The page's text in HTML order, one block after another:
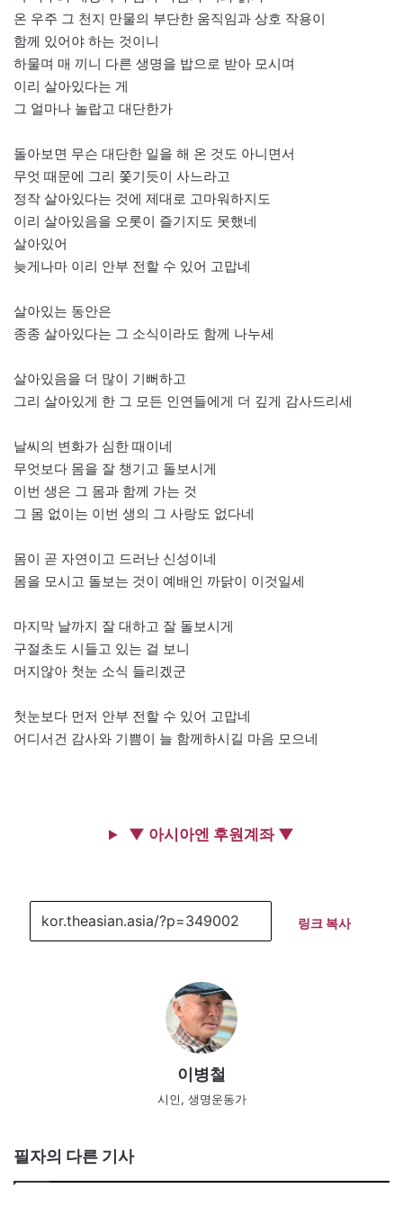
온 우주 그 천지 만물의 부단한 움직임과 상호 작용이
함께 있어야 하는 것이니
하물며 매 끼니 다른 생명을 밥으로 받아 모시며
이리 살아있다는 게
그 얼마나 놀랍고 대단한가
돌아보면 무슨 대단한 일을 해 온 것도 아니면서
무엇 때문에 그리 쫓기듯이 사느라고
정작 살아있다는 것에 제대로 고마워하지도
이리 살아있음을 오롯이 즐기지도 못했네
살아있어
늦게나마 이리 안부 전할 수 있어 고맙네
살아있는 동안은
종종 살아있다는 그 소식이라도 함께 나누세
살아있음을 더 많이 기뻐하고
그리 살아있게 한 그 모든 인연들에게 더 깊게 감사드리세
날씨의 변화가 심한 때이네
무엇보다 몸을 잘 챙기고 돌보시게
이번 생은 그 몸과 함께 가는 것
그 몸 없이는 이번 생의 그 사랑도 없다네
몸이 곧 자연이고 드러난 신성이네
몸을 모시고 돌보는 것이 예배인 까닭이 이것일세
마지막 날까지 잘 대하고 잘 돌보시게
구절초도 시들고 있는 걸 보니
머지않아 첫눈 소식 들리겠군
첫눈보다 먼저 안부 전할 수 있어 고맙네
어디서건 감사와 기쁨이 늘 함께하시길 마음 모으네
▼ 아시아엔 후원계좌 ▼
링크 복사
이병철
시인, 생명운동가
필자의 다른 기사